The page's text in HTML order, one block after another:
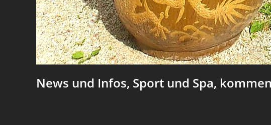
News und Infos, Sport und Spa,